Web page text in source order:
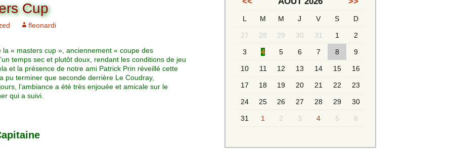
Charte pour les joueurs
des équipes
Coupe de Paris Dames
Championnat interclubs
Dames
Equipe Senior
Messieurs
Equipe Senior 2
Messieurs 2ème série
Cup
fleonardi
« masters cup », anciennement « coupe des
temps sec et plutôt doux, rendant les conditions de jeu
et la présence de notre ami Patrick Prin réveillé cette
pu terminer que seconde derrière Le Coudray,
l’ambiance a été très enjouée et amicale sur le
qui a suivi.
L M M J V S D
27 28 29 30 31 1 2
3 4 5 6 7 8 9
10 11 12 13 14 15 16
17 18 19 20 21 22 23
24 25 26 27 28 29 30
31 1 2 3 4 5 6